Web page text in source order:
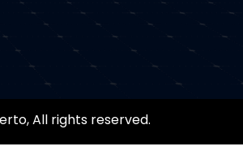
All rights reserved.